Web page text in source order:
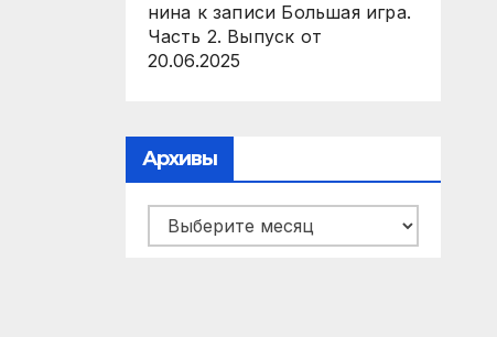
нина к записи Большая игра.
Часть 2. Выпуск от
20.06.2025
Архивы
Архивы